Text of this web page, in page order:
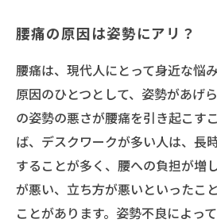
腰痛の原因は姿勢にアリ？
腰痛は、現代人にとって身近な悩
原因のひとつとして、姿勢があげ
の姿勢の悪さが腰痛を引き起こす
ば、デスクワークが多い人は、長
することが多く、腰への負担が増
が悪い、立ち方が悪いといったこ
ことがあります。姿勢不良によっ